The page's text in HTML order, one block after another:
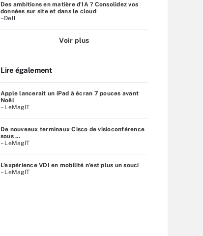
Des ambitions en matière d'IA ? Consolidez vos
données sur site et dans le cloud
–Dell
Voir plus
Lire également
Apple lancerait un iPad à écran 7 pouces avant
Noël
– LeMagIT
De nouveaux terminaux Cisco de visioconférence
sous ...
– LeMagIT
L’expérience VDI en mobilité n’est plus un souci
– LeMagIT